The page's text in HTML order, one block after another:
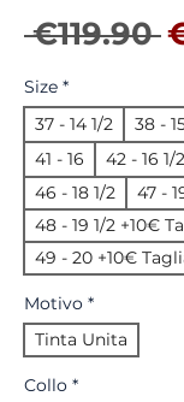
€119.90
Size *
37 - 14 1/2
38 -
41 - 16 42 - 16 1/2
46 - 18 1/2
47 -
48 - 19 1/2 +10€
49 - 20 +10€
Motivo *
Tinta Unita
Collo *